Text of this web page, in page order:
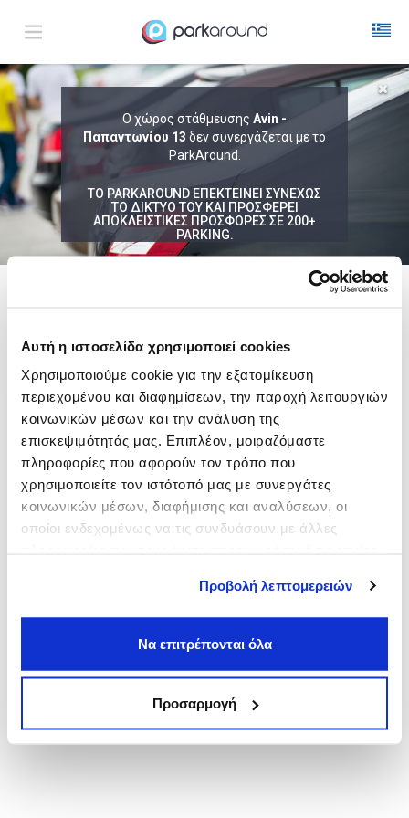
Αυτή η ιστοσελίδα χρησιμοποιεί cookies
Χρησιμοποιούμε cookie για την εξατομίκευση
περιεχομένου και διαφημίσεων, την παροχή λειτουργιών
κοινωνικών μέσων και την ανάλυση της
επισκεψιμότητάς μας. Επιπλέον, μοιραζόμαστε
πληροφορίες που αφορούν τον τρόπο που
χρησιμοποιείτε τον ιστότοπό μας με συνεργάτες
κοινωνικών μέσων, διαφήμισης και αναλύσεων, οι
οποίοι ενδεχομένως να τις συνδυάσουν με άλλες
Προβολή λεπτομερειών
Να επιτρέπονται όλα
Προσαρμογή
Ο χώρος στάθμευσης Avin -
Παπαντωνίου 13 δεν συνεργάζεται με το
ParkAround.
ΤΟ PARKAROUND ΕΠΕΚΤΕΙΝΕΙ ΣΥΝΕΧΩΣ
ΤΟ ΔΙΚΤΥΟ ΤΟΥ ΚΑΙ ΠΡΟΣΦΕΡΕΙ
ΑΠΟΚΛΕΙΣΤΙΚΕΣ ΠΡΟΣΦΟΡΕΣ ΣΕ 200+
PARKING.
ΑΠΟΤΕΛΕΣΜΑΤΑ ΓΙΑ:
ΑΦΙΞΗ Κυρ 09 Αυγ 11:45 ΔΙΑΡΚΕΙΑ 1
ακολουθει μια λιστα με ενδεικτικες περιοχες
Σύνταγμα
από6,00€
Πλάκα
από6,00€
Πανεπιστήμιο
Νομική